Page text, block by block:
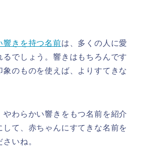
響きを持つ名前は、多くの人に愛
るでしょう。響きはもちろんです
象のものを使えば、よりすてきな
やわらかい響きをもつ名前を紹介
して、赤ちゃんにすてきな名前を
いね。